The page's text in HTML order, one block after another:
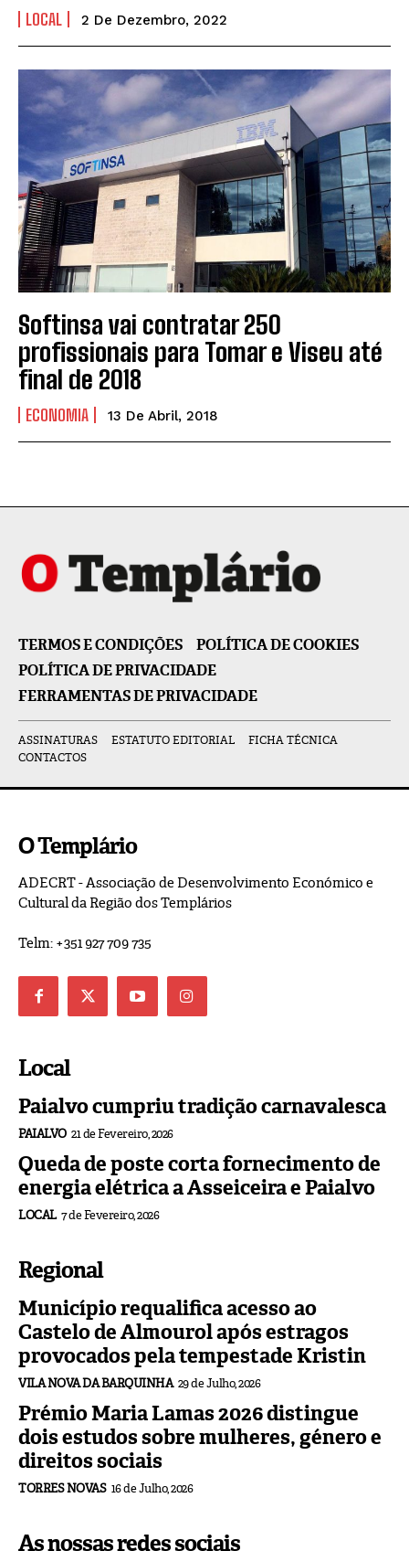
LOCAL 2 De Dezembro, 2022
Softinsa vai contratar 250
profissionais para Tomar e Viseu até
final de 2018
ECONOMIA 13 De Abril, 2018
TERMOS E CONDIÇÕES
POLÍTICA DE COOKIES
POLÍTICA DE PRIVACIDADE
FERRAMENTAS DE PRIVACIDADE
ASSINATURAS ESTATUTO EDITORIAL
FICHA TÉCNICA
CONTACTOS
O Templário
ADECRT - Associação de Desenvolvimento Económico e
Cultural da Região dos Templários
Telm: +351 927 709 735
Local
Paialvo cumpriu tradição carnavalesca
PAIALVO 21 de Fevereiro, 2026
Queda de poste corta fornecimento de
energia elétrica a Asseiceira e Paialvo
LOCAL 7 de Fevereiro, 2026
Regional
Município requalifica acesso ao
Castelo de Almourol após estragos
provocados pela tempestade Kristin
VILA NOVA DA BARQUINHA 29 de Julho, 2026
Prémio Maria Lamas 2026 distingue
dois estudos sobre mulheres, género e
direitos sociais
TORRES NOVAS 16 de Julho, 2026
As nossas redes sociais